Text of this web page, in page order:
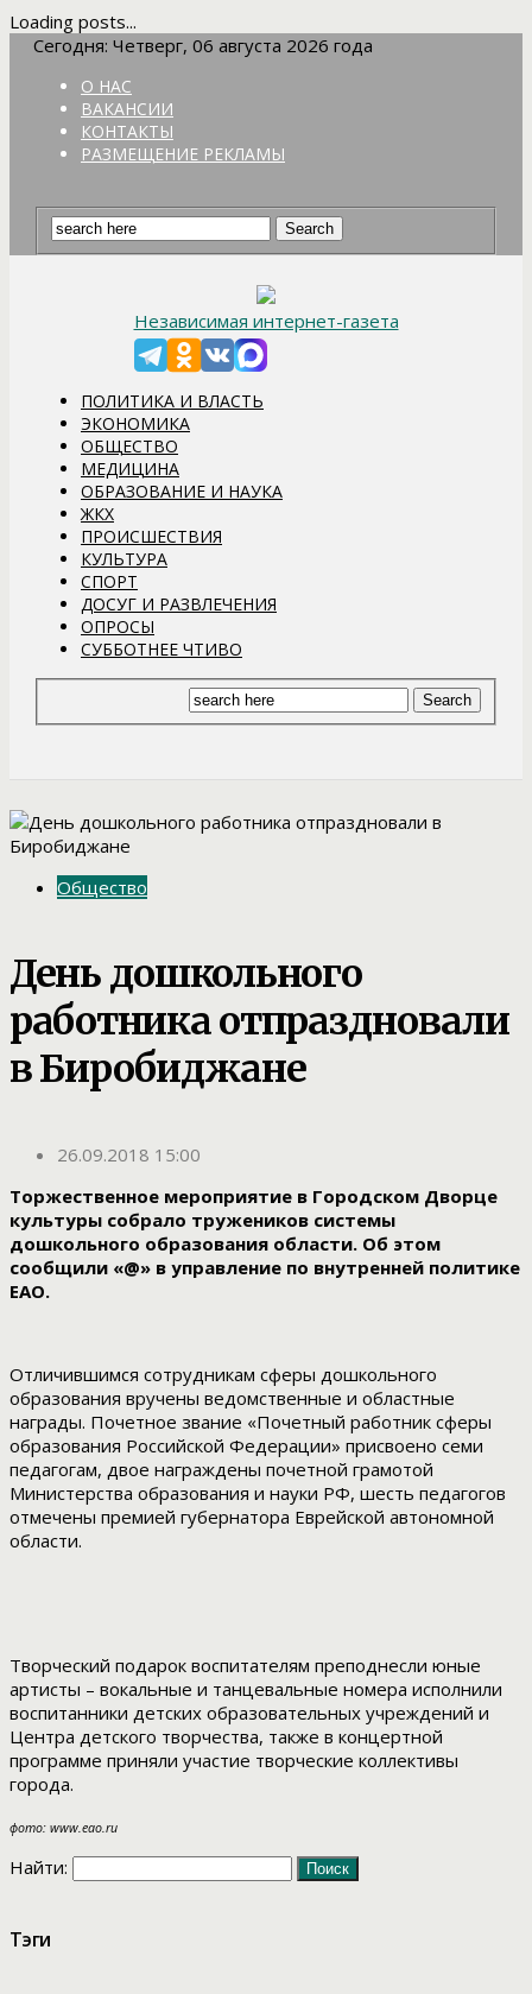
Loading posts...
Сегодня: Четверг, 06 августа 2026 года
О НАС
ВАКАНСИИ
КОНТАКТЫ
РАЗМЕЩЕНИЕ РЕКЛАМЫ
Независимая интернет-газета
ПОЛИТИКА И ВЛАСТЬ
ЭКОНОМИКА
ОБЩЕСТВО
МЕДИЦИНА
ОБРАЗОВАНИЕ И НАУКА
ЖКХ
ПРОИСШЕСТВИЯ
КУЛЬТУРА
СПОРТ
ДОСУГ И РАЗВЛЕЧЕНИЯ
ОПРОСЫ
СУББОТНЕЕ ЧТИВО
Общество
День дошкольного
работника отпраздновали
в Биробиджане
26.09.2018 15:00
Торжественное мероприятие в Городском Дворце
культуры собрало тружеников системы
дошкольного образования области. Об этом
сообщили «@» в управление по внутренней политике
ЕАО.
Отличившимся сотрудникам сферы дошкольного
образования вручены ведомственные и областные
награды. Почетное звание «Почетный работник сферы
образования Российской Федерации» присвоено семи
педагогам, двое награждены почетной грамотой
Министерства образования и науки РФ, шесть педагогов
отмечены премией губернатора Еврейской автономной
области.
Творческий подарок воспитателям преподнесли юные
артисты – вокальные и танцевальные номера исполнили
воспитанники детских образовательных учреждений и
Центра детского творчества, также в концертной
программе приняли участие творческие коллективы
города.
фото: www.eao.ru
Найти:
Тэги